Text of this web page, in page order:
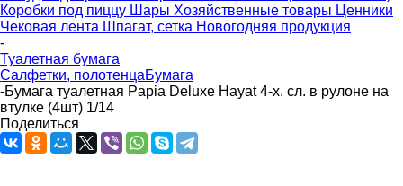
Коробки под пиццу Шары Хозяйственные товары Ценники
Чековая лента Шпагат, сетка Новогодняя продукция
-
Туалетная бумага
Салфетки, полотенцаБумага
-Бумага туалетная Papia Deluxe Hayat 4-х. сл. в рулоне на
втулке (4шт) 1/14
Поделиться